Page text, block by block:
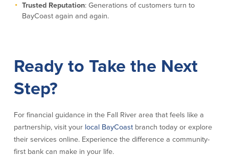
Trusted Reputation: Generations of customers turn to
BayCoast again and again.
Ready to Take the Next
Step?
For financial guidance in the Fall River area that feels like a
partnership, visit your local BayCoast branch today or explore
their services online. Experience the difference a community-
first bank can make in your life.